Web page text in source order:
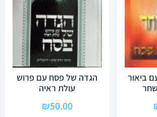
ביאור
הגדה של פסח עם פרוש
עולת ראיה
₪50.00